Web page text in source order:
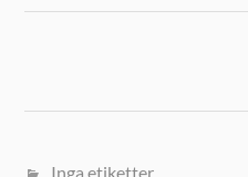
Inga etiketter